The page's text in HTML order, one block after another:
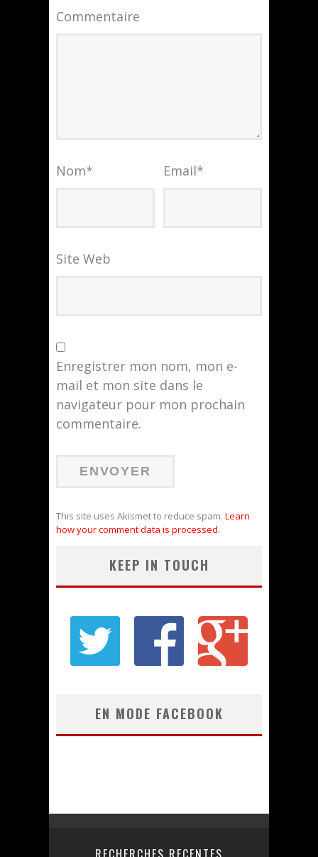
Commentaire
Nom* Email*
Site Web
Enregistrer mon nom, mon e-
mail et mon site dans le
navigateur pour mon prochain
commentaire.
This site uses Akismet to reduce spam. Learn
how your comment data is processed.
KEEP IN TOUCH
EN MODE FACEBOOK